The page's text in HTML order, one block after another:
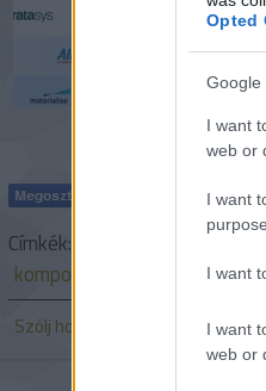
Opted
Google
I want
web or
I want
I want
I want
web or
Címkék:
kompozitok
Szólj hozzá!